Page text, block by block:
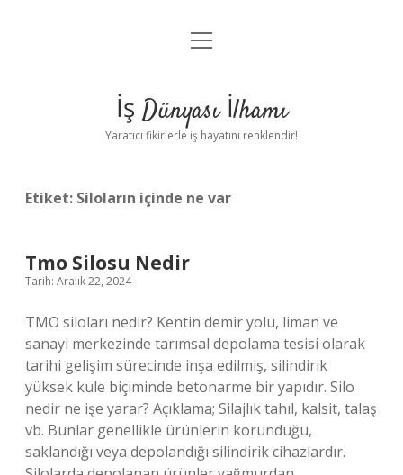
Anasayfa
Yasal Uyarı
menüyü
İş Dünyası İlhamı
Yaratıcı fikirlerle iş hayatını renklendir!
Etiket: Siloların içinde ne var
Tmo Silosu Nedir
Tarih: Aralık 22, 2024
TMO siloları nedir? Kentin demir yolu, liman ve
sanayi merkezinde tarımsal depolama tesisi olarak
tarihi gelişim sürecinde inşa edilmiş, silindirik
yüksek kule biçiminde betonarme bir yapıdır. Silo
nedir ne işe yarar? Açıklama; Silajlık tahıl, kalsit, talaş
vb. Bunlar genellikle ürünlerin korunduğu,
saklandığı veya depolandığı silindirik cihazlardır.